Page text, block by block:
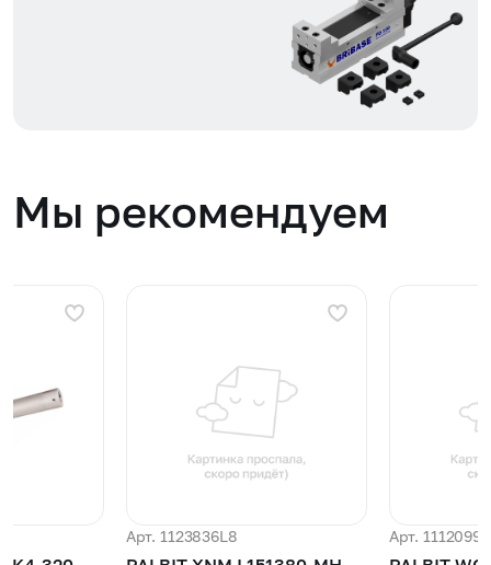
Мы рекомендуем
Арт. 1123836L8 Арт.